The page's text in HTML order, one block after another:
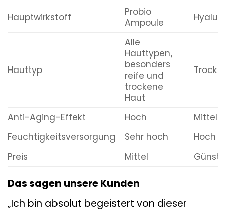
Hauptwirkstoff
Probio
Ampoule
Hauttyp
Alle
Hauttypen,
besonders
reife und
trockene
Haut
Anti-Aging-Effekt Hoch
Mittel
Feuchtigkeitsversorgung
Sehr hoch
Hoch
Preis
Mittel
Das sagen unsere Kunden
„Ich bin absolut begeistert von dieser